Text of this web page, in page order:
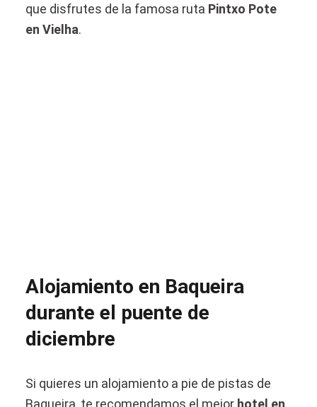
que disfrutes de la famosa ruta Pintxo Pote
en Vielha.
Alojamiento en Baqueira
durante el puente de
diciembre
Si quieres un alojamiento a pie de pistas de